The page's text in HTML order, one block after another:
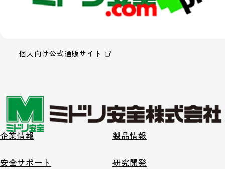
個人向け公式通販サイト
企業情報 製品情報
安全サポート 研究開発